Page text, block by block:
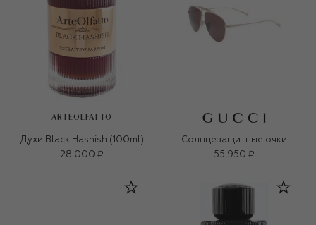
ARTEOLFATTO
Духи Black Hashish (100ml)
28 000 ₽
Солнцезащитные очки
55 950 ₽